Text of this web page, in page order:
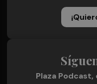
Plaza